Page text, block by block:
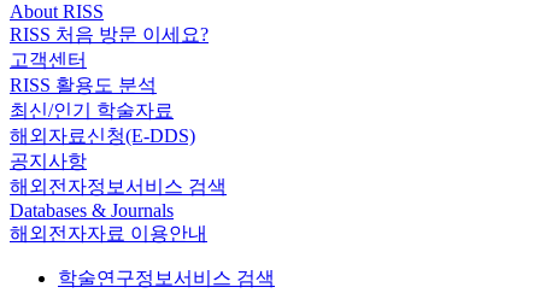
About RISS
RISS 처음 방문 이세요?
고객센터
RISS 활용도 분석
최신/인기 학술자료
해외자료신청(E-DDS)
공지사항
해외전자정보서비스 검색
Databases & Journals
해외전자자료 이용안내
학술연구정보서비스 검색